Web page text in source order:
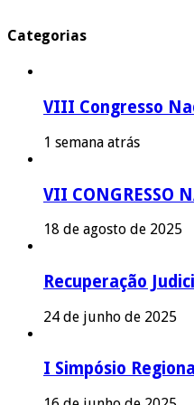
Categorias
VIII Congresso
1 semana atrás
VII CONGRESSO
18 de agosto de 2025
Recuperação
24 de junho de 2025
I Simpósio